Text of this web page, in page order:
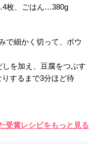
枚、ごはん…380g
で細かく切って、ボウ
しを加え、豆腐をつぶす
するまで3分ほど待
受賞レシピをもっと見る